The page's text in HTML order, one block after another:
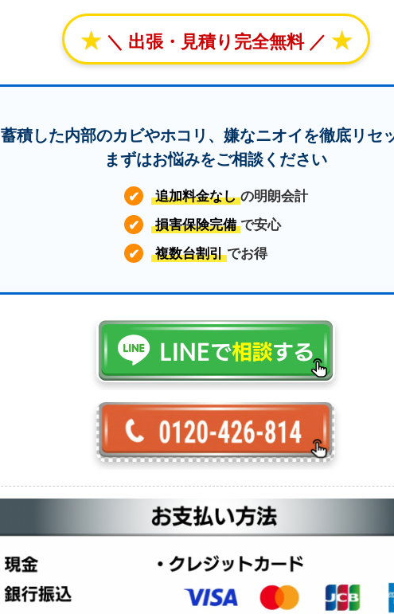
★＼ 出張・見積り完全無料 ／ ★
蓄積した内部のカビやホコリ、嫌なニオイを徹底リセ
まずはお悩みをご相談ください
✔ 追加料金なし の明朗会計
✔
損害保険完備 で安心
✔
複数台割引 でお得